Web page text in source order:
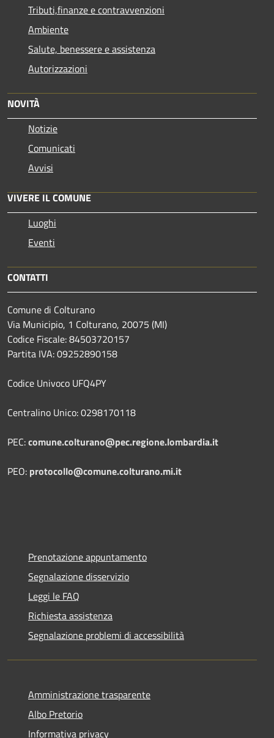
Tributi,finanze e contravvenzioni
Ambiente
Salute, benessere e assistenza
Autorizzazioni
NOVITÀ
Notizie
Comunicati
Avvisi
VIVERE IL COMUNE
Luoghi
Eventi
CONTATTI
Comune di Colturano
Via Municipio, 1 Colturano, 20075 (MI)
Codice Fiscale: 84503720157
Partita IVA: 09252890158
Codice Univoco UFQ4PY
Centralino Unico: 0298170118
PEC:comune.colturano@pec.regione.lombardia.it
PEO: protocollo@comune.colturano.mi.it
Prenotazione appuntamento
Segnalazione disservizio
Leggi le FAQ
Richiesta assistenza
Segnalazione problemi di accessibilità
Amministrazione trasparente
Albo Pretorio
Informativa privacy